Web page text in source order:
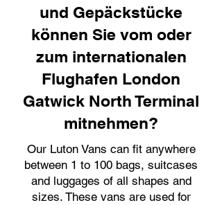
und Gepäckstücke
können Sie vom oder
zum internationalen
Flughafen London
Gatwick North Terminal
mitnehmen?
Our Luton Vans can fit anywhere
between 1 to 100 bags, suitcases
and luggages of all shapes and
sizes. These vans are used for